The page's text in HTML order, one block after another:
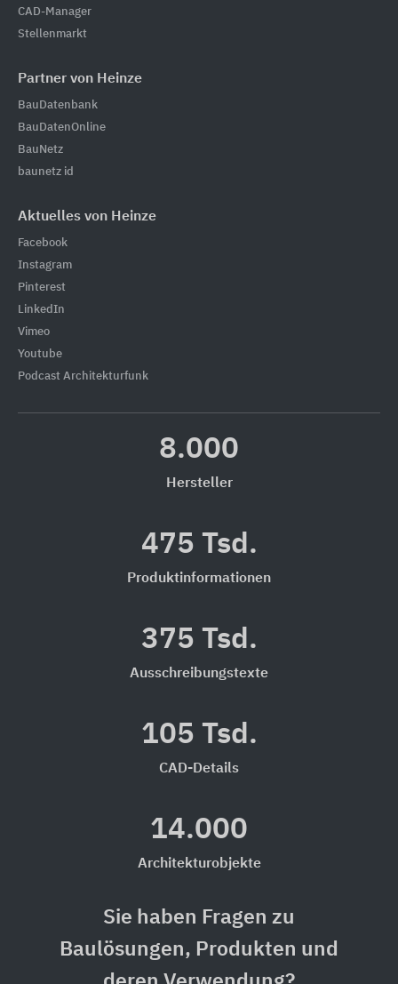
CAD-Manager
Stellenmarkt
Partner von Heinze
BauDatenbank
BauDatenOnline
BauNetz
baunetz id
Aktuelles von Heinze
Facebook
Instagram
Pinterest
LinkedIn
Vimeo
Youtube
Podcast Architekturfunk
8.000
Hersteller
475 Tsd.
Produktinformationen
375 Tsd.
Ausschreibungstexte
105 Tsd.
CAD-Details
14.000
Architekturobjekte
Sie haben Fragen zu
Baulösungen, Produkten und